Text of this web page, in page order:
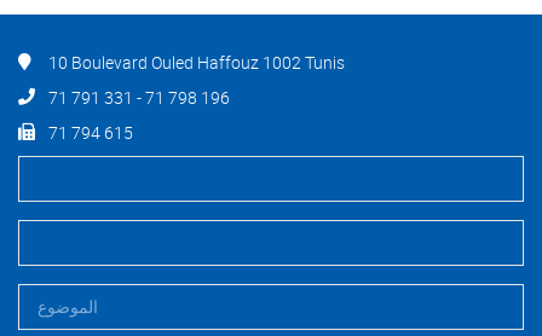
10 Boulevard Ouled Haffouz 1002 Tunis
71 791 331 - 71 798 196
71 794 615